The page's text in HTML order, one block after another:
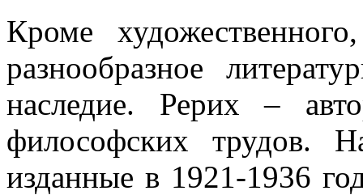
Кроме
разнообразное
наследие. Рерих –
философских трудов.
изданные в 1921-1936